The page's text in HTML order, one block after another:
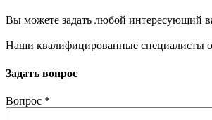
Вы можете задать любой интересующий
Наши квалифицированные специалисты
Задать вопрос
Вопрос *